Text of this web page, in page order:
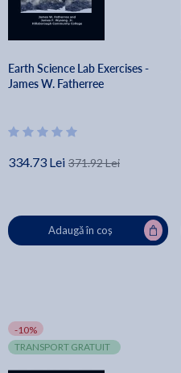
Earth Science Lab Exercises -
James W. Fatherree
334.73 Lei 371.92 Lei
Adaugă în coș
-10%
TRANSPORT GRATUIT